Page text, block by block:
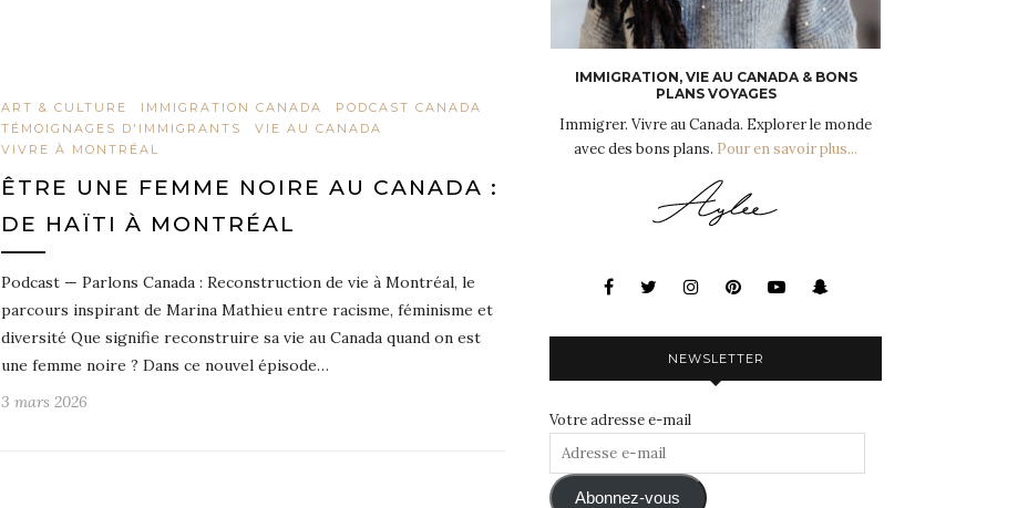
ART & CULTURE IMMIGRATION CANADA
PODCAST CANADA
TÉMOIGNAGES D'IMMIGRANTS
VIE AU CANADA
VIVRE À MONTRÉAL
ÊTRE UNE FEMME NOIRE AU CANADA :
DE HAÏTI À MONTRÉAL
Podcast — Parlons Canada : Reconstruction de vie à Montréal, le
parcours inspirant de Marina Mathieu entre racisme, féminisme et
diversité Que signifie reconstruire sa vie au Canada quand on est
une femme noire ? Dans ce nouvel épisode…
3 mars 2026
IMMIGRATION, VIE AU CANADA & BONS
PLANS VOYAGES
Immigrer. Vivre au Canada. Explorer le monde
avec des bons plans. Pour en savoir plus...
NEWSLETTER
Votre adresse e-mail
Adresse
mail Abonnez-vous